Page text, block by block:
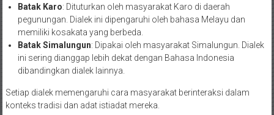
Batak Karo: Dituturkan oleh masyarakat Karo di daerah
pegunungan. Dialek ini dipengaruhi oleh bahasa Melayu dan
memiliki kosakata yang berbeda.
Batak Simalungun: Dipakai oleh masyarakat Simalungun. Dialek
ini sering dianggap lebih dekat dengan Bahasa Indonesia
dibandingkan dialek lainnya.
Setiap dialek memengaruhi cara masyarakat berinteraksi dalam
konteks tradisi dan adat istiadat mereka.